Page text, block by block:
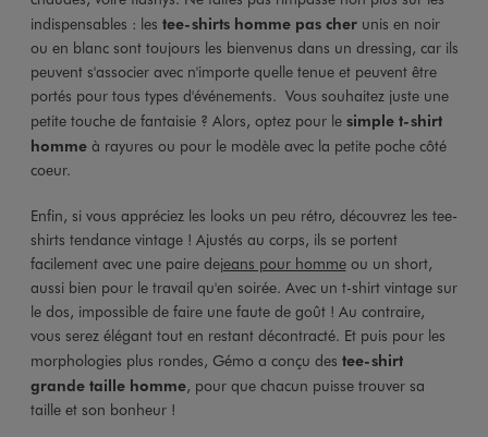
indispensables : les tee-shirts homme pas cherunis en noir
ou en blanc sont toujours les bienvenus dans un dressing, car ils
peuvent s'associer avec n'importe quelle tenue et peuvent être
portés pour tous types d'événements. Vous souhaitez juste une
petite touche de fantaisie ? Alors, optez pour lesimple t-shirt
homme à rayures ou pour le modèle avec la petite poche côté
coeur.
Enfin, si vous appréciez les looks un peu rétro, découvrez les tee-
shirts tendance vintage ! Ajustés au corps, ils se portent
facilement avec une paire dejeans pour hommeou un short,
aussi bien pour le travail qu'en soirée. Avec un t-shirt vintage sur
le dos, impossible de faire une faute de goût ! Au contraire,
vous serez élégant tout en restant décontracté. Et puis pour les
morphologies plus rondes, Gémo a conçu des tee-shirt
grande taille homme, pour que chacun puisse trouver sa
taille et son bonheur !